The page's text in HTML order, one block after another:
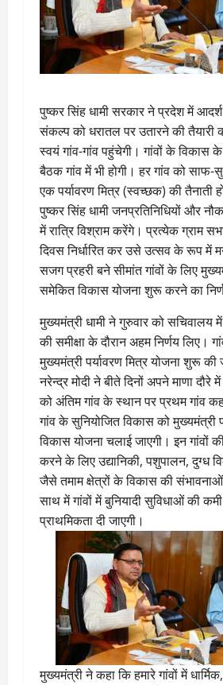
पुष्कर सिंह धामी सरकार ने प्रदेश में
संकल्प को धरातल पर उतारने की
स्वयं गांव-गांव पहुंचेगी। गांवों के विकास
बैठक गांव में भी होगी। हर गांव को साफ-
एक पर्यावरण मित्र (स्वच्छक) की तैनाती
पुष्कर सिंह धामी जनप्रतिनिधियों और
में रात्रि विश्राम करेंगे। प्रत्येक ग्राम
दिवस निर्धारित कर उसे उत्सव के रूप में
सजग प्रहरी बने सीमांत गांवों के लिए
समेकित विकास योजना शुरू करने का
मुख्यमंत्री धामी ने गुरुवार को सचिवालय में
की समीक्षा के दौरान अहम निर्णय लिए।
मुख्यमंत्री पर्यावरण मित्र योजना शुरू की
नरेन्द्र मोदी ने बीते दिनों अपने माणा दौरे
को अंतिम गांव के स्थान पर प्रथम गांव
गांव के सुनियोजित विकास को
विकास योजना चलाई जाएगी। इन गांवों
करने के लिए उद्यानिकी, पशुपालन, दुग्ध
जैसे तमाम क्षेत्रों के विकास की
साथ में गांवों में बुनियादी सुविधाओं की
प्राथमिकता दी जाएगी।
मुख्यमंत्री ने कहा कि हमारे गांवों में